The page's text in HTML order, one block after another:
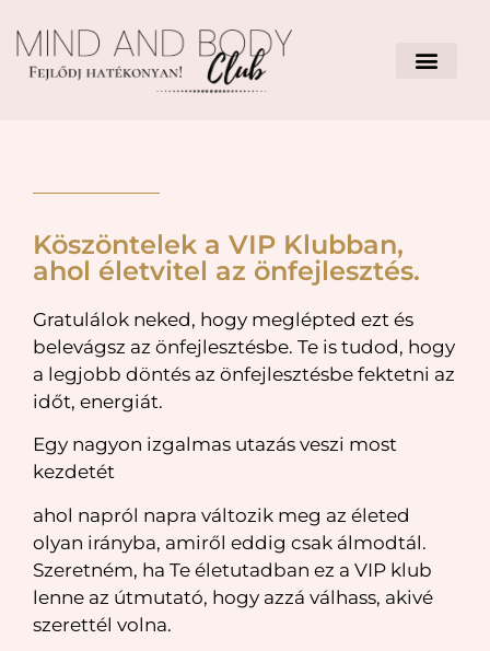
Köszöntelek a VIP Klubban,
ahol életvitel az önfejlesztés.
Gratulálok neked, hogy meglépted ezt és
belevágsz az önfejlesztésbe. Te is tudod, hogy
a legjobb döntés az önfejlesztésbe fektetni az
időt, energiát.
Egy nagyon izgalmas utazás veszi most
kezdetét
ahol napról napra változik meg az életed
olyan irányba, amiről eddig csak álmodtál.
Szeretném, ha Te életutadban ez a VIP klub
lenne az útmutató, hogy azzá válhass, akivé
szerettél volna.